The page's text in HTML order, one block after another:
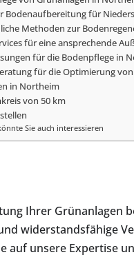
Bodenaufbereitung für
Methoden zur
für eine ansprechende
für die Bodenpflege in
für die Optimierung
in Northeim
von 50 km
Sie auch interessieren
Ihrer Grünanlagen
widerstandsfähige
auf unsere Expertise